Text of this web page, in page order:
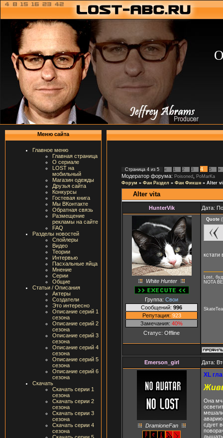
Меню сайта
Главное меню
Главная страница
О сериале
LOST на
мобильный
Магазин одежды
Друзья сайта
Конкурсы
Гостевая книга
Мы ВКонтакте
Обратная связь
Размещение
рекламы на сайте
FAQ
Разделы новостей
Спойлеры
Видео
Теории
Интервью
Пасхальные яйца
Мнение
Серии
Общие
Статьи / Описания
Актеры
Создатели
Это интересно
Описание серий 1
сезона
Описание серий 2
сезона
Описание серий 3
сезона
Описание серий 4
сезона
Описание серий 5
сезона
Описание серий 6
сезона
Скачать
Скачать серии 1
сезона
Скачать серии 2
сезона
Скачать серии 3
сезона
Скачать серии 4
сезона
Страница 4 из 5 « 1 2 3 4 5 »
Модератор форума: Poisoned
PoMarKa
Форум » Фан Раздел » Фан Фикшн » Alter
Alter vita
HunterVik Дата:
White Hunter
Группа: Свои
Сообщений: 996
Репутация: 923
Замечания: 40%
Статус: Offline
Quote (
кстати
Lost,
NOTA
Emerson_girl Дата:
DramioneFan
XL
Она
мешали
сдует